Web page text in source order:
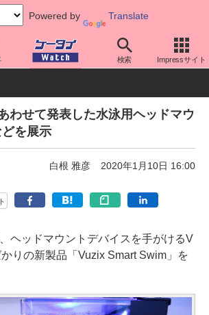
Powered by Translate
検索 Impressサイト
機器/アクセサリー その他
わせて発表した水泳用ヘッドマウ
を展示
白根 雅彦 2020年1月10日 16:00
ヘッドマウントデバイスを手がけるV
りの新製品「Vuzix Smart Swim」を